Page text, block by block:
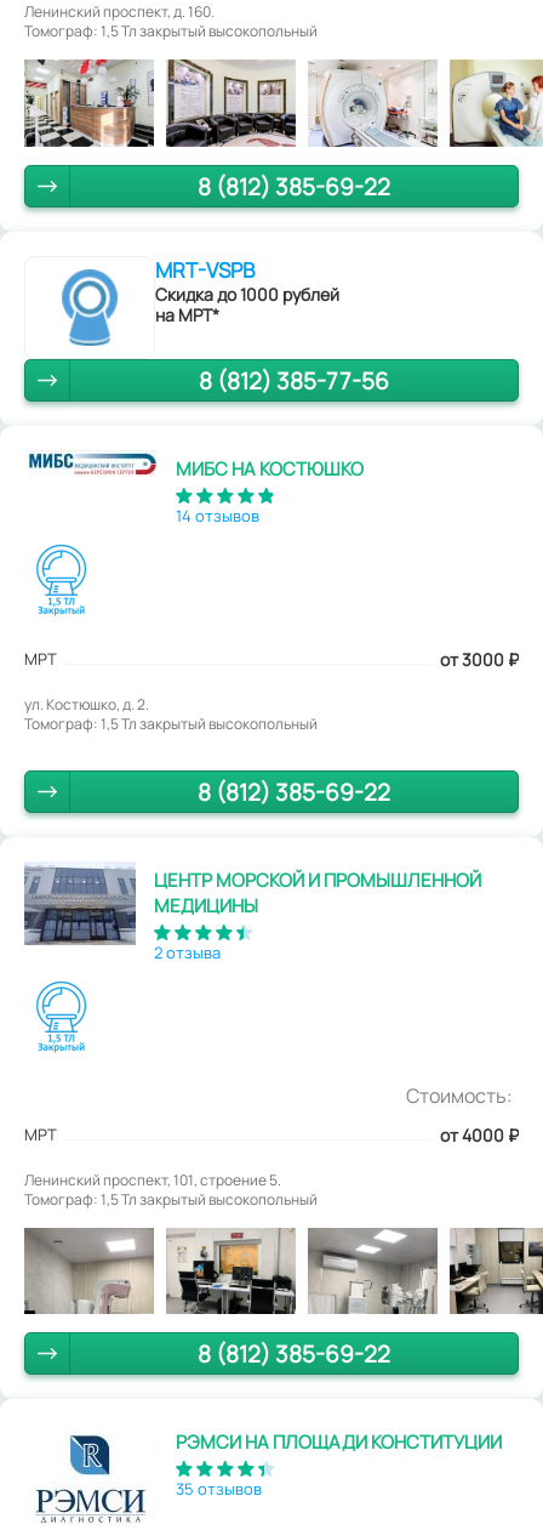
Ленинский проспект, д. 160.
Томограф: 1,5 Тл закрытый высокопольный
8 (812) 385-69-22
MRT-VSPB
Скидка до 1000 рублей
на МРТ*
8 (812) 385-77-56
МИБС НА КОСТЮШКО
14 отзывов
МРТ от 3000 ₽
ул. Костюшко, д. 2.
Томограф: 1,5 Тл закрытый высокопольный
8 (812) 385-69-22
ЦЕНТР МОРСКОЙ И ПРОМЫШЛЕННОЙ
МЕДИЦИНЫ
2 отзыва
Стоимость:
МРТ от 4000 ₽
Ленинский проспект, 101, строение 5.
Томограф: 1,5 Тл закрытый высокопольный
8 (812) 385-69-22
РЭМСИ НА ПЛОЩАДИ КОНСТИТУЦИИ
35 отзывов